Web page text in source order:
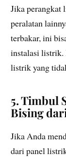
Jika perangkat
peralatan
terbakar, ini
instalasi listrik.
listrik yang
5. Timbul
Bising
Jika Anda
dari panel